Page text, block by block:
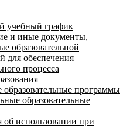
учебный график
и иные документы,
образовательной
для обеспечения
процесса
образовательные программы
образовательные
использовании при